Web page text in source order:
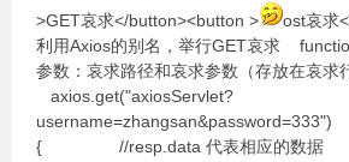
>GET哀求</button><button >
ost哀求
利用Axios的别名，举行GET哀求
参数：哀求路径和哀求参数（存放在哀
axios.get("axiosServlet?
{ //resp.data 代表相应的